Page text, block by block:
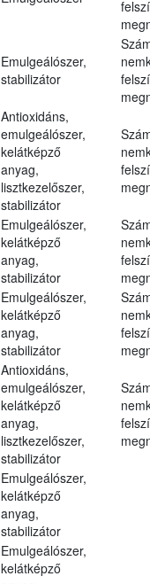
Emulgeálószer,
stabilizátor
Antioxidáns,
emulgeálószer,
kelátképző
anyag,
lisztkezelőszer,
stabilizátor
Emulgeálószer,
kelátképző
anyag,
stabilizátor
Emulgeálószer,
kelátképző
anyag,
stabilizátor
Antioxidáns,
emulgeálószer,
kelátképző
anyag,
lisztkezelőszer,
stabilizátor
Emulgeálószer,
kelátképző
anyag,
stabilizátor
Emulgeálószer,
kelátképző